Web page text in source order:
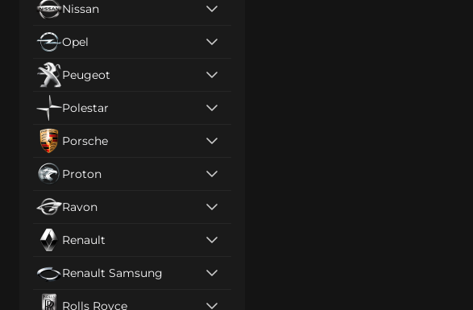
Nissan
Opel
Peugeot
Polestar
Porsche
Proton
Ravon
Renault
Renault Samsung
Rolls Royce